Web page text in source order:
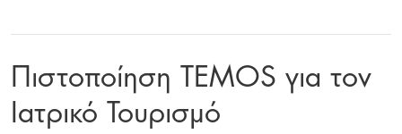
Πιστοποίηση TEMOS για τον
Ιατρικό Τουρισμό